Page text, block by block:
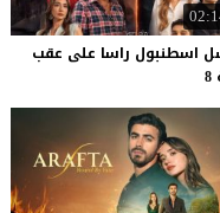
اسطنبول راسا على عقب